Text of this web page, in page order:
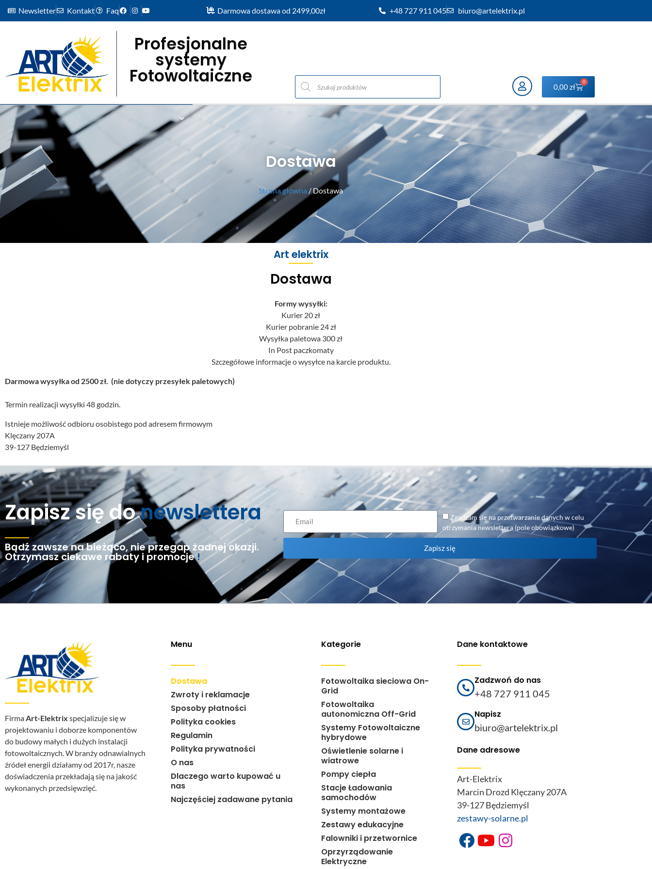
Newsletter Kontakt Faq Darmowa dostawa od 2499,00zł +48 727 911 045 biuro@artelektrix.pl
Profesjonalne
systemy
Fotowoltaiczne 0,00zł
0
Dostawa
Strona główna / Dostawa
Art elektrix
Dostawa
Formy wysyłki:
Kurier 20 zł
Kurier pobranie 24 zł
Wysyłka paletowa 300 zł
In Post paczkomaty
Szczegółowe informacje o wysyłce na karcie produktu.
Darmowa wysyłka od 2500 zł. (nie dotyczy przesyłek paletowych)
Termin realizacji wysyłki 48 godzin.
Istnieje możliwość odbioru osobistego pod adresem firmowym
Klęczany 207A
39-127 Będziemyśl
Zapisz się donewslettera
Bądź zawsze na bieżąco, nie przegap żadnej okazji.
Otrzymasz ciekawe rabaty i promocje!
Zgadzam się na przetwarzanie danych w celu
otrzymania newslettera (pole obowiązkowe)
Zapisz się
Firma Art-Elektrix specjalizuje się w
projektowaniu i doborze komponentów
do budowy małych i dużych instalacji
fotowoltaicznych. W branży odnawialnych
źródeł energii działamy od 2017r, nasze
doświadczenia przekładają się na jakość
wykonanych przedsięwzięć.
Menu
Dostawa
Zwroty i reklamacje
Sposoby płatności
Polityka cookies
Regulamin
Polityka prywatności
O nas
Dlaczego warto kupować u
nas
Najczęściej zadawane pytania
Kategorie
Fotowoltaika sieciowa On-
Grid
Fotowoltaika
autonomiczna Off-Grid
Systemy Fotowoltaiczne
hybrydowe
Oświetlenie solarne i
wiatrowe
Pompy ciepła
Stacje Ładowania
samochodów
Systemy montażowe
Zestawy edukacyjne
Falowniki i przetwornice
Oprzyrządowanie
Elektryczne
Dane kontaktowe
Zadzwoń do nas
+48 727 911 045
Napisz
biuro@artelektrix.pl
Dane adresowe
Art-Elektrix
Marcin Drozd Klęczany 207A
39-127 Będziemyśl
zestawy-solarne.pl